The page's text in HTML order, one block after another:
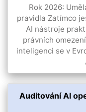
Rok 2026:
pravidla Zatímco
AI nástroje
právních
inteligenci se v
Auditování AI